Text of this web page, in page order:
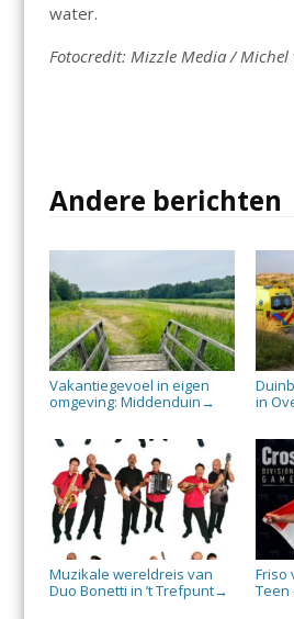
water.
Fotocredit: Mizzle Media / Michel
Andere berichten
Vakantiegevoel in eigen
omgeving: Middenduin →
in
Muzikale wereldreis van
Duo Bonetti in ’t Trefpunt→
Friso
Teen